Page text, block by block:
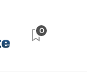
0